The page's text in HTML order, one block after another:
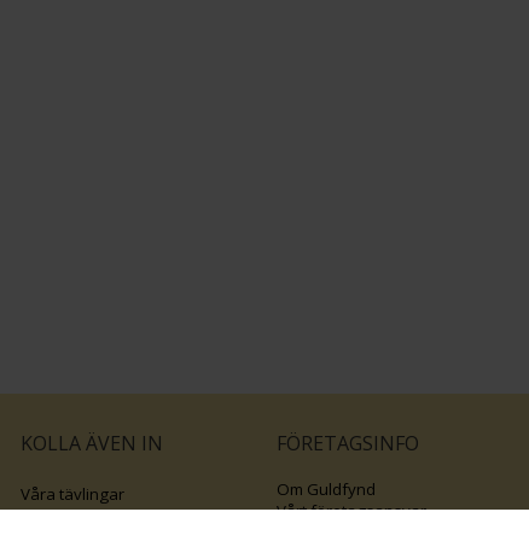
KOLLA ÄVEN IN
Våra tävlingar
Rosa Bandet
FÖRETAGSINFO
Om Guldfynd
Vårt företagsansvar